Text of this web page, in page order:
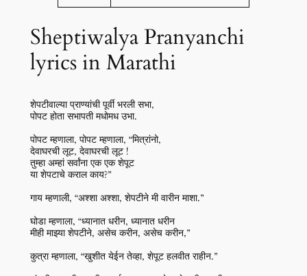
Sheptiwalya Pranyanchi
lyrics in Marathi
शेपटीवाल्या प्राण्यांची पूर्वी भरली सभा,
पोपट होता सभापती मधोमध उभा.
पोपट म्हणाला, पोपट म्हणाला, “मित्रांनो,
देवाघरची लूट, देवाघरची लूट !
तुम्हा अम्हां सर्वांना एक एक शेपूट
या शेपटाचे कराल काय?”
गाय म्हणाली, “अश्शा अश्शा, शेपटीने मी वारीन माशा.”
घोडा म्हणाला, “ध्यानात धरीन, ध्यानात धरीन
मीही माझ्या शेपटीने, असेच करीन, असेच करीन,”
कुत्रा म्हणाला, “खुशीत येईन तेव्हा, शेपूट हलवीत राहीन.”